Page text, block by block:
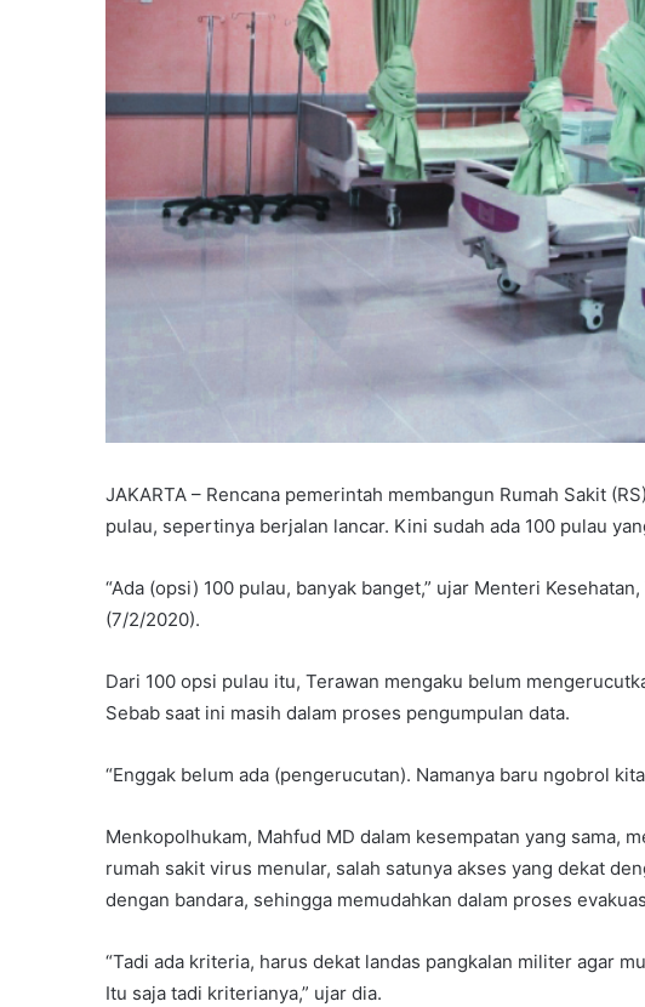
JAKARTA – Rencana pemerintah membangun Rumah Sakit
pulau, sepertinya berjalan lancar. Kini sudah ada 100 pulau
“Ada (opsi) 100 pulau, banyak banget,” ujar Menteri
(7/2/2020).
Dari 100 opsi pulau itu, Terawan mengaku belum
Sebab saat ini masih dalam proses pengumpulan data.
“Enggak belum ada (pengerucutan). Namanya baru ngobrol
Menkopolhukam, Mahfud MD dalam kesempatan yang sama,
rumah sakit virus menular, salah satunya akses yang dekat
dengan bandara, sehingga memudahkan dalam proses
“Tadi ada kriteria, harus dekat landas pangkalan militer agar
Itu saja tadi kriterianya,” ujar dia.